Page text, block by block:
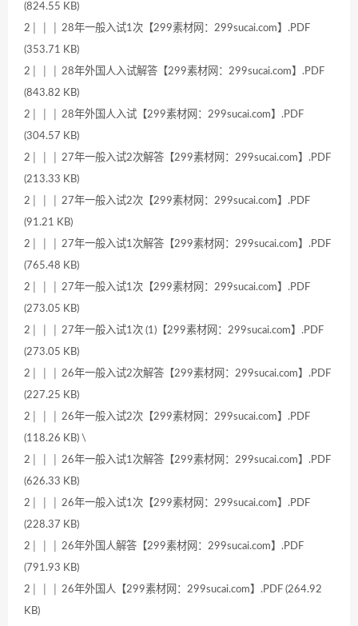
(824.55 KB)
2│ │ │ 28年一般入试1次【299素材网：299sucai.com】.PDF
(353.71 KB)
2│ │ │ 28年外国人入试解答【299素材网：299sucai.com】.PDF
(843.82 KB)
2│ │ │ 28年外国人入试【299素材网：299sucai.com】.PDF
(304.57 KB)
2│ │ │ 27年一般入试2次解答【299素材网：299sucai.com】.PDF
(213.33 KB)
2│ │ │ 27年一般入试2次【299素材网：299sucai.com】.PDF
(91.21 KB)
2│ │ │ 27年一般入试1次解答【299素材网：299sucai.com】.PDF
(765.48 KB)
2│ │ │ 27年一般入试1次【299素材网：299sucai.com】.PDF
(273.05 KB)
2│ │ │ 27年一般入试1次 (1)【299素材网：299sucai.com】.PDF
(273.05 KB)
2│ │ │ 26年一般入试2次解答【299素材网：299sucai.com】.PDF
(227.25 KB)
2│ │ │ 26年一般入试2次【299素材网：299sucai.com】.PDF
(118.26 KB) \
2│ │ │ 26年一般入试1次解答【299素材网：299sucai.com】.PDF
(626.33 KB)
2│ │ │ 26年一般入试1次【299素材网：299sucai.com】.PDF
(228.37 KB)
2│ │ │ 26年外国人解答【299素材网：299sucai.com】.PDF
(791.93 KB)
2│ │ │ 26年外国人【299素材网：299sucai.com】.PDF (264.92
KB)